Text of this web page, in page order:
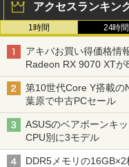
アクセスランキン
1時間 24時間
アキバお買い得価格情
Radeon RX 9070 XTが
型モニターが9,801円
第10世代Core Y搭載の
葉原で中古PCセール
ASUSのベアボーンキ
CPU別に3モデル
DDR5メモリの